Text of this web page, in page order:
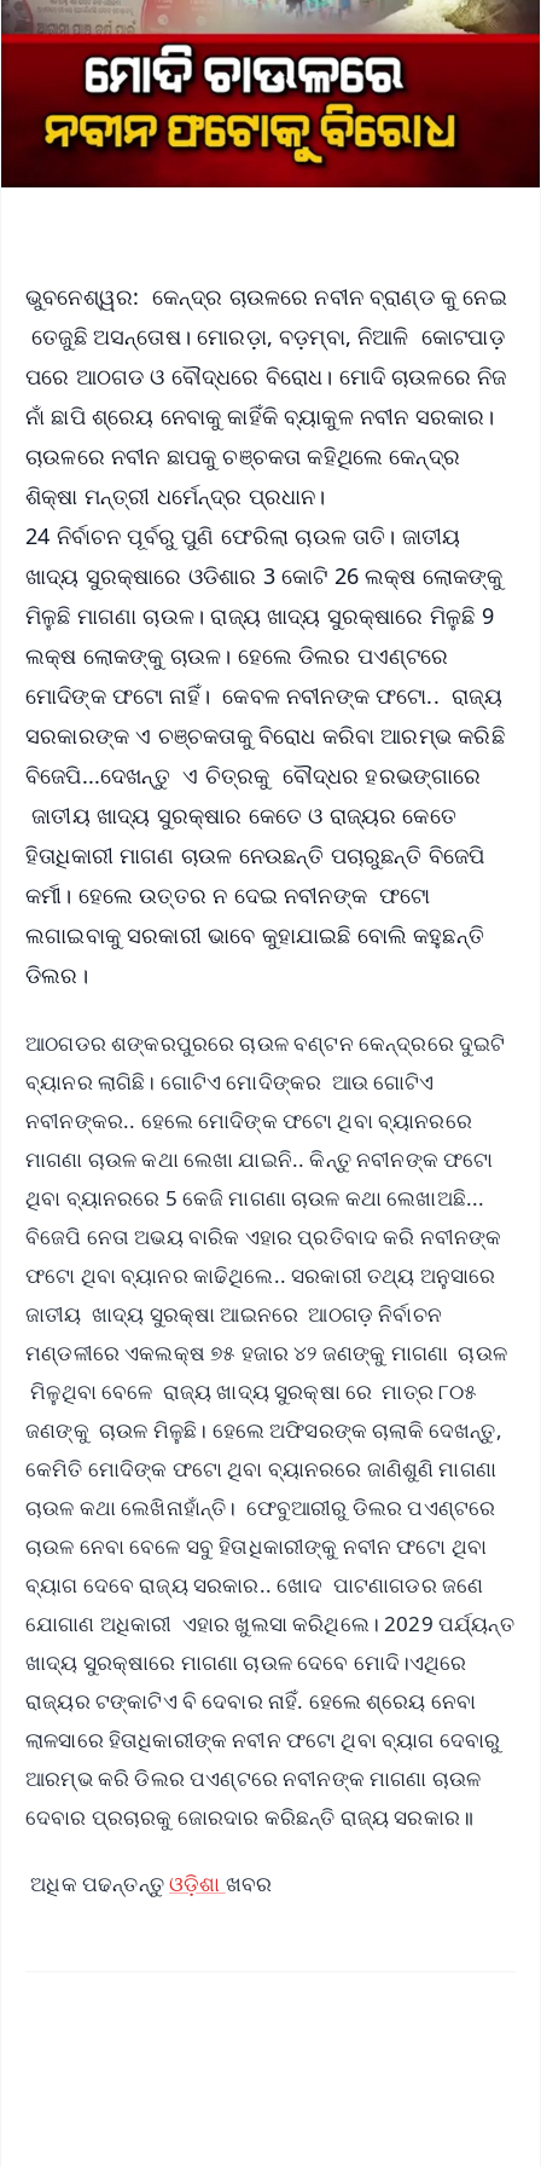
ଭୁବନେଶ୍ୱର: କେନ୍ଦ୍ର ଚାଉଳରେ ନବୀନ ବ୍ରାଣ୍ଡ କୁ ନେଇ
ତେଜୁଛି ଅସନ୍ତୋଷ। ମୋରଡ଼ା, ବଡ଼ମ୍ବା, ନିଆଳି କୋଟପାଡ଼
ପରେ ଆଠଗଡ ଓ ବୌଦ୍ଧରେ ବିରୋଧ। ମୋଦି ଚାଉଳରେ ନିଜ
ନାଁ ଛାପି ଶ୍ରେୟ ନେବାକୁ କାହିଁକି ବ୍ୟାକୁଳ ନବୀନ ସରକାର।
ଚାଉଳରେ ନବୀନ ଛାପକୁ ଚଞ୍ଚକତା କହିଥିଲେ କେନ୍ଦ୍ର
ଶିକ୍ଷା ମନ୍ତ୍ରୀ ଧର୍ମେନ୍ଦ୍ର ପ୍ରଧାନ।
24 ନିର୍ବାଚନ ପୂର୍ବରୁ ପୁଣି ଫେରିଲା ଚାଉଳ ତାତି। ଜାତୀୟ
ଖାଦ୍ୟ ସୁରକ୍ଷାରେ ଓଡିଶାର 3 କୋଟି 26 ଲକ୍ଷ ଲୋକଙ୍କୁ
ମିଳୁଛି ମାଗଣା ଚାଉଳ। ରାଜ୍ୟ ଖାଦ୍ୟ ସୁରକ୍ଷାରେ ମିଳୁଛି 9
ଲକ୍ଷ ଲୋକଙ୍କୁ ଚାଉଳ। ହେଲେ ଡିଲର ପଏଣ୍ଟରେ
ମୋଦିଙ୍କ ଫଟୋ ନାହିଁ। କେବଳ ନବୀନଙ୍କ ଫଟୋ.. ରାଜ୍ୟ
ସରକାରଙ୍କ ଏ ଚଞ୍ଚକତାକୁ ବିରୋଧ କରିବା ଆରମ୍ଭ କରିଛି
ବିଜେପି...ଦେଖନ୍ତୁ ଏ ଚିତ୍ରକୁ ବୌଦ୍ଧର ହରଭଙ୍ଗାରେ
ଜାତୀୟ ଖାଦ୍ୟ ସୁରକ୍ଷାର କେତେ ଓ ରାଜ୍ୟର କେତେ
ହିତାଧିକାରୀ ମାଗଣ ଚାଉଳ ନେଉଛନ୍ତି ପଚାରୁଛନ୍ତି ବିଜେପି
କର୍ମୀ। ହେଲେ ଉତ୍ତର ନ ଦେଇ ନବୀନଙ୍କ ଫଟୋ
ଲଗାଇବାକୁ ସରକାରୀ ଭାବେ କୁହାଯାଇଛି ବୋଲି କହୁଛନ୍ତି
ଡିଲର।
ଆଠଗଡର ଶଙ୍କରପୁରରେ ଚାଉଳ ବଣ୍ଟନ କେନ୍ଦ୍ରରେ ଦୁଇଟି
ବ୍ୟାନର ଲାଗିଛି। ଗୋଟିଏ ମୋଦିଙ୍କର ଆଉ ଗୋଟିଏ
ନବୀନଙ୍କର.. ହେଲେ ମୋଦିଙ୍କ ଫଟୋ ଥିବା ବ୍ୟାନରରେ
ମାଗଣା ଚାଉଳ କଥା ଲେଖା ଯାଇନି.. କିନ୍ତୁ ନବୀନଙ୍କ ଫଟୋ
ଥିବା ବ୍ୟାନରରେ 5 କେଜି ମାଗଣା ଚାଉଳ କଥା ଲେଖାଅଛି...
ବିଜେପି ନେତା ଅଭୟ ବାରିକ ଏହାର ପ୍ରତିବାଦ କରି ନବୀନଙ୍କ
ଫଟୋ ଥିବା ବ୍ୟାନର କାଢିଥିଲେ.. ସରକାରୀ ତଥ୍ୟ ଅନୁସାରେ
ଜାତୀୟ ଖାଦ୍ୟ ସୁରକ୍ଷା ଆଇନରେ ଆଠଗଡ଼ ନିର୍ବାଚନ
ମଣ୍ଡଳୀରେ ଏକଲକ୍ଷ ୭୫ ହଜାର ୪୨ ଜଣଙ୍କୁ ମାଗଣା ଚାଉଳ
ମିଳୁଥିବା ବେଳେ ରାଜ୍ୟ ଖାଦ୍ୟ ସୁରକ୍ଷା ରେ ମାତ୍ର ୮୦୫
ଜଣଙ୍କୁ ଚାଉଳ ମିଳୁଛି। ହେଲେ ଅଫିସରଙ୍କ ଚାଲାକି ଦେଖନ୍ତୁ,
କେମିତି ମୋଦିଙ୍କ ଫଟୋ ଥିବା ବ୍ୟାନରରେ ଜାଣିଶୁଣି ମାଗଣା
ଚାଉଳ କଥା ଲେଖିନାହାଁନ୍ତି। ଫେବୁଆରୀରୁ ଡିଲର ପଏଣ୍ଟରେ
ଚାଉଳ ନେବା ବେଳେ ସବୁ ହିତାଧିକାରୀଙ୍କୁ ନବୀନ ଫଟୋ ଥିବା
ବ୍ୟାଗ ଦେବେ ରାଜ୍ୟ ସରକାର.. ଖୋଦ ପାଟଣାଗଡର ଜଣେ
ଯୋଗାଣ ଅଧିକାରୀ ଏହାର ଖୁଲସା କରିଥିଲେ। 2029 ପର୍ଯ୍ୟନ୍ତ
ଖାଦ୍ୟ ସୁରକ୍ଷାରେ ମାଗଣା ଚାଉଳ ଦେବେ ମୋଦି।ଏଥିରେ
ରାଜ୍ୟର ଟଙ୍କାଟିଏ ବି ଦେବାର ନାହିଁ. ହେଲେ ଶ୍ରେୟ ନେବା
ଲାଳସାରେ ହିତାଧିକାରୀଙ୍କ ନବୀନ ଫଟୋ ଥିବା ବ୍ୟାଗ ଦେବାରୁ
ଆରମ୍ଭ କରି ଡିଲର ପଏଣ୍ଟରେ ନବୀନଙ୍କ ମାଗଣା ଚାଉଳ
ଦେବାର ପ୍ରଚାରକୁ ଜୋରଦାର କରିଛନ୍ତି ରାଜ୍ୟ ସରକାର॥
ଅଧିକ ପଢନ୍ତନ୍ତୁଓଡ଼ିଶା ଖବର